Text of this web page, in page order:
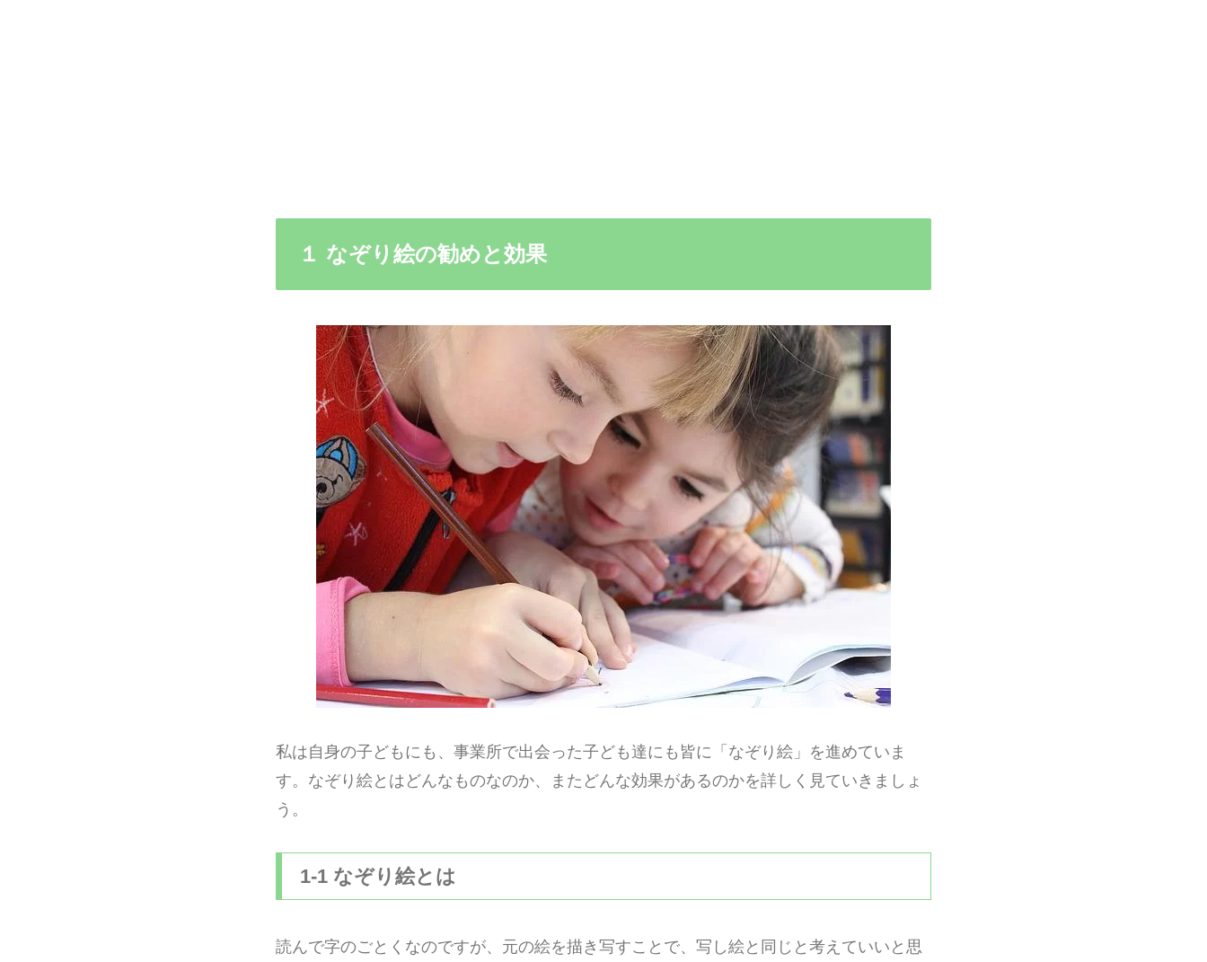
１ なぞり絵の勧めと効果
私は自身の子どもにも、事業所で出会った子ども達にも皆に「なぞり絵」を進めていま
す。なぞり絵とはどんなものなのか、またどんな効果があるのかを詳しく見ていきましょ
う。
1-1 なぞり絵とは
読んで字のごとくなのですが、元の絵を描き写すことで、写し絵と同じと考えていいと思